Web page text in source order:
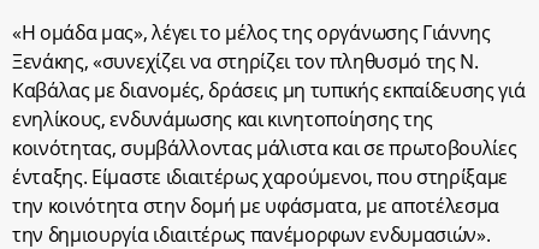
«Η ομάδα μας», λέγει το μέλος της οργάνωσης Γιάννης
Ξενάκης, «συνεχίζει να στηρίζει τον πληθυσμό της Ν.
Καβάλας με διανομές, δράσεις μη τυπικής εκπαίδευσης γιά
ενηλίκους, ενδυνάμωσης και κινητοποίησης της
κοινότητας, συμβάλλοντας μάλιστα και σε πρωτοβουλίες
ένταξης. Είμαστε ιδιαιτέρως χαρούμενοι, που στηρίξαμε
την κοινότητα στην δομή με υφάσματα, με αποτέλεσμα
την δημιουργία ιδιαιτέρως πανέμορφων ενδυμασιών».